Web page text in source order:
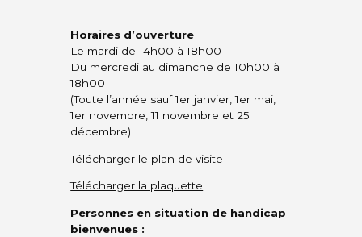
Horaires d’ouverture
Le mardi de 14h00 à 18h00
Du mercredi au dimanche de 10h00 à
18h00
(Toute l’année sauf 1er janvier, 1er mai,
1er novembre, 11 novembre et 25
décembre)
Télécharger le plan de visite
Télécharger la plaquette
Personnes en situation de handicap
bienvenues :